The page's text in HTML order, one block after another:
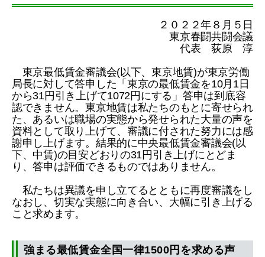
２０２２年８月５日
東京春闘共闘会議
代表 荻原 淳
東京最低賃金審議会(以下、東京地賃)が東京労働
局長に対して答申した「東京の最低賃金を10月1日
から31円引き上げて1072円にする」答申は到底容
認できません。東京地賃は私たちのもとに寄せられ
た、あるいは職場の実態から発せられた大量の声を
資料として取り上げて、審議に付された努力には感
謝申し上げます。結果的に中央最低賃金審議会(以
下、中賃)の目安どおりの31円引き上げにとどま
り、答申は評価できるものではありません。
私たちは異議を申し立てるとともに再度審議をし
なおし、切実な実態に向き合い、大幅に引き上げる
こと求めます。
強まる最低賃金全国一律1500円を求める声